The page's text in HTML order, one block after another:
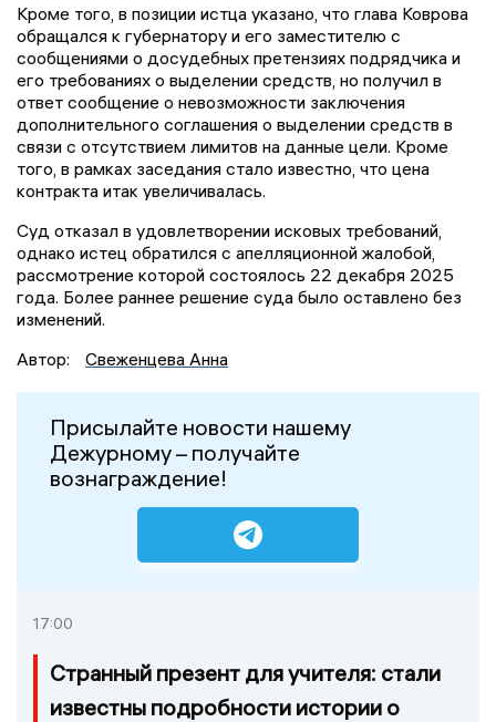
Кроме того, в позиции истца указано, что глава Коврова
обращался к губернатору и его заместителю с
сообщениями о досудебных претензиях подрядчика и
его требованиях о выделении средств, но получил в
ответ сообщение о невозможности заключения
дополнительного соглашения о выделении средств в
связи с отсутствием лимитов на данные цели. Кроме
того, в рамках заседания стало известно, что цена
контракта итак увеличивалась.
Суд отказал в удовлетворении исковых требований,
однако истец обратился с апелляционной жалобой,
рассмотрение которой состоялось 22 декабря 2025
года. Более раннее решение суда было оставлено без
изменений.
Автор:
Свеженцева Анна
Присылайте новости нашему
Дежурному – получайте
вознаграждение!
17:00
Странный презент для учителя: стали
известны подробности истории о